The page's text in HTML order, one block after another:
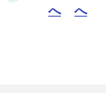
へ
へ